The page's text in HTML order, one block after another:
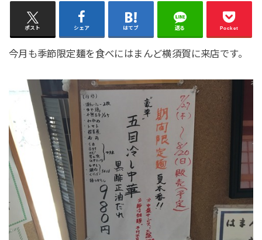
ポスト シェア はてブ 送る Pocket
今月も季節限定麺を食べにはまんど横須賀に来店です。